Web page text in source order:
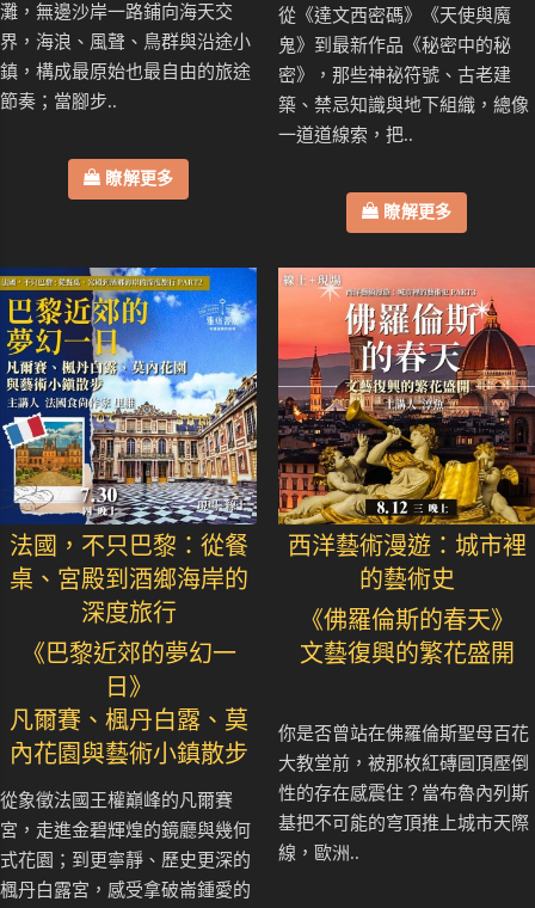
灘，無邊沙岸一路鋪向海天交
界，海浪、風聲、鳥群與沿途小
鎮，構成最原始也最自由的旅途
節奏；當腳步..
瞭解更多
從《達文西密碼》《天使與魔
鬼》到最新作品《秘密中的秘
密》，那些神祕符號、古老建
築、禁忌知識與地下組織，總像
一道道線索，把..
瞭解更多
法國，不只巴黎：從餐
桌、宮殿到酒鄉海岸的
深度旅行
《巴黎近郊的夢幻一
日》
凡爾賽、楓丹白露、莫
內花園與藝術小鎮散步
從象徵法國王權巔峰的凡爾賽
宮，走進金碧輝煌的鏡廳與幾何
式花園；到更寧靜、歷史更深的
楓丹白露宮，感受拿破崙鍾愛的
西洋藝術漫遊：城市裡
的藝術史
《佛羅倫斯的春天》
文藝復興的繁花盛開
你是否曾站在佛羅倫斯聖母百花
大教堂前，被那枚紅磚圓頂壓倒
性的存在感震住？當布魯內列斯
基把不可能的穹頂推上城市天際
線，歐洲..